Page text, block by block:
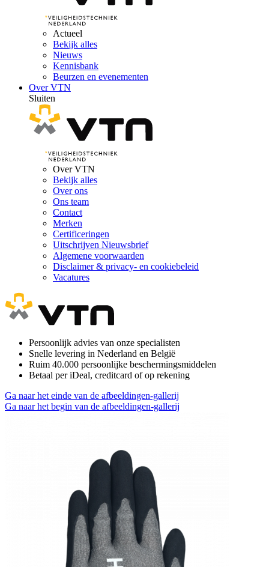
Actueel
Bekijk alles
Nieuws
Kennisbank
Beurzen en evenementen
Over VTN
Sluiten
Over VTN
Bekijk alles
Over ons
Ons team
Contact
Merken
Certificeringen
Uitschrijven Nieuwsbrief
Algemene voorwaarden
Disclaimer & privacy- en cookiebeleid
Vacatures
Persoonlijk advies van onze specialisten
Snelle levering in Nederland en België
Ruim 40.000 persoonlijke beschermingsmiddelen
Betaal per iDeal, creditcard of op rekening
Ga naar het einde van de afbeeldingen-gallerij
Ga naar het begin van de afbeeldingen-gallerij